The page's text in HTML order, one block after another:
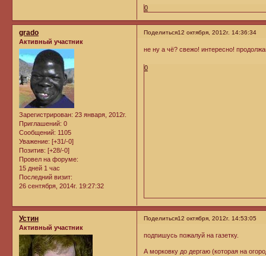
0
Поделиться12 октября, 2012г. 14:36:34
grado
Активный участник
Зарегистрирован: 23 января, 2012г.
Приглашений: 0
Сообщений: 1105
Уважение: [+31/-0]
Позитив: [+28/-0]
Провел на форуме:
15 дней 1 час
Последний визит:
26 сентября, 2014г. 19:27:32
не ну а чё? свежо! интересно!
0
Поделиться12 октября, 2012г. 14:53:05
Устин
Активный участник
подпишусь пожалуй на газетку.
А морковку до дергаю (которая на